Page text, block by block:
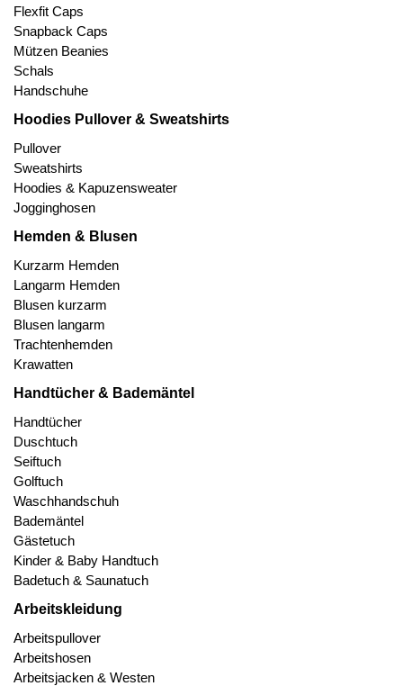
Flexfit Caps
Snapback Caps
Mützen Beanies
Schals
Handschuhe
Hoodies Pullover & Sweatshirts
Pullover
Sweatshirts
Hoodies & Kapuzensweater
Jogginghosen
Hemden & Blusen
Kurzarm Hemden
Langarm Hemden
Blusen kurzarm
Blusen langarm
Trachtenhemden
Krawatten
Handtücher & Bademäntel
Handtücher
Duschtuch
Seiftuch
Golftuch
Waschhandschuh
Bademäntel
Gästetuch
Kinder & Baby Handtuch
Badetuch & Saunatuch
Arbeitskleidung
Arbeitspullover
Arbeitshosen
Arbeitsjacken & Westen